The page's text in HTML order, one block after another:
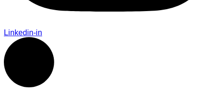
Linkedin-in